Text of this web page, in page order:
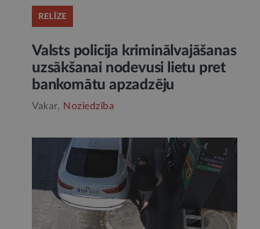
RELĪZE
Valsts policija kriminālvajāšanas
uzsākšanai nodevusi lietu pret
bankomātu apzadzēju
Vakar, Noziedzība